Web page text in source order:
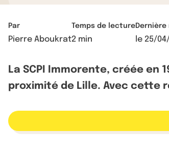
Par
Pierre Aboukrat
Temps de lecture
2 min
Dernière
le 25/
La SCPI Immorente, créée
proximité de Lille. Avec cette